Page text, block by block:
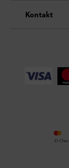
Kontakt